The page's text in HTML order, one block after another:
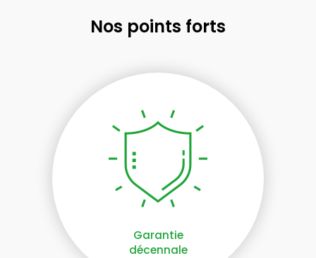
Nos points forts
Garantie
décennale